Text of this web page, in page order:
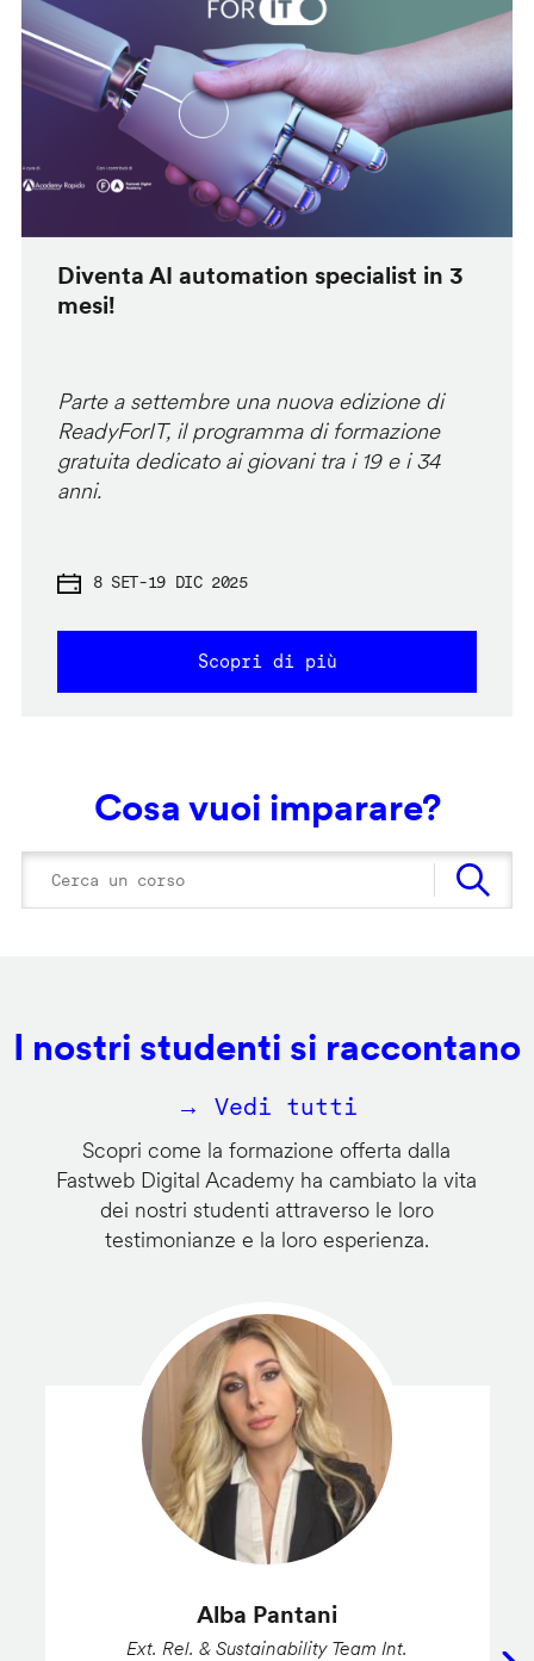
Diventa AI automation specialist in 3
mesi!
Parte a settembre una nuova edizione di
ReadyForIT, il programma di formazione
gratuita dedicato ai giovani tra i 19 e i 34
anni.
8 SET-19 DIC 2025
Scopri di più
Cosa vuoi imparare?
I nostri studenti si raccontano
→ Vedi tutti
Scopri come la formazione offerta dalla
Fastweb Digital Academy ha cambiato la vita
dei nostri studenti attraverso le loro
testimonianze e la loro esperienza.
Alba Pantani
Ext. Rel. & Sustainability Team Int.